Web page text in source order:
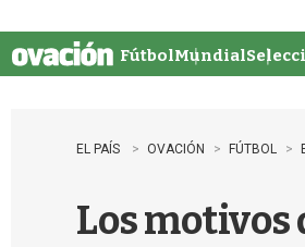
u
FútbolMundial
EL PAÍS OVACIÓN FÚTBOL
Los motivos